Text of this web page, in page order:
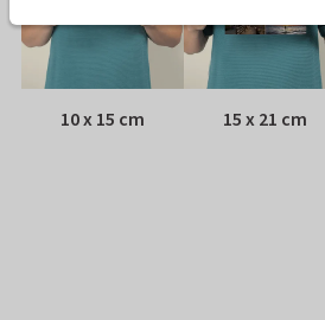
10 x 15 cm 15 x 21 cm